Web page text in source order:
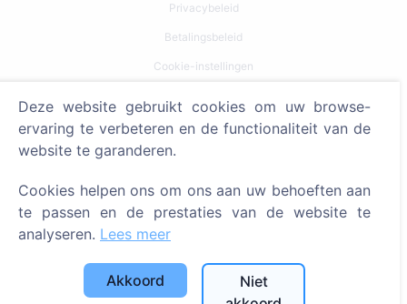
Privacybeleid
Betalingsbeleid
Cookie-instellingen
Zoeken
Zoeken naar overledenen
Diensten
SIA "CEMETY", LV40103618951
Deze website gebruikt cookies om uw browse-
ervaring te verbeteren en de functionaliteit van de
website te garanderen.
Cookies helpen ons om ons aan uw behoeften aan
te passen en de prestaties van de website te
analyseren. Lees meer
Akkoord
Niet